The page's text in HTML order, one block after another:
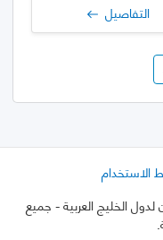
التفاصيل
الاستخدام
- جميع